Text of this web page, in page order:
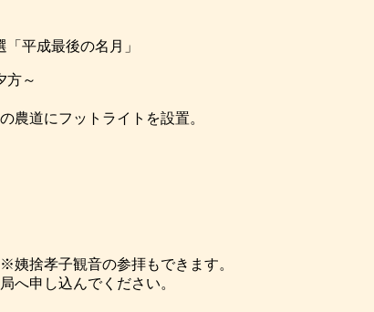
平成最後の名月」
方～
農道にフットライトを設置。
姨捨孝子観音の参拝もできます。
へ申し込んでください。